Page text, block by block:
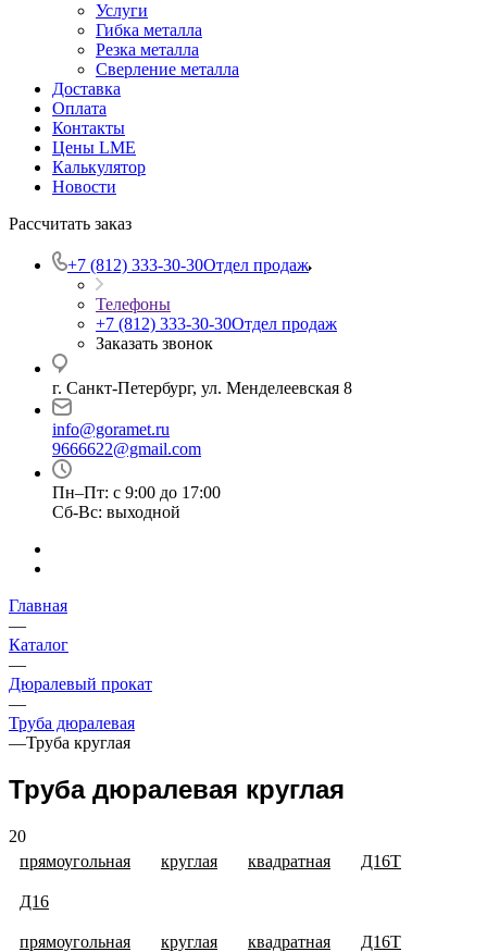
Услуги
Гибка металла
Резка металла
Сверление металла
Доставка
Оплата
Контакты
Цены LME
Калькулятор
Новости
Рассчитать заказ
+7 (812) 333-30-30Отдел продаж
Телефоны
+7 (812) 333-30-30Отдел продаж
Заказать звонок
г. Санкт-Петербург, ул. Менделеевская 8
info@goramet.ru
9666622@gmail.com
Пн–Пт: с 9:00 до 17:00
Сб-Вс: выходной
Главная
—
Каталог
—
Дюралевый прокат
—
Труба дюралевая
—Труба круглая
Труба дюралевая круглая
20
прямоугольная
круглая квадратная Д16Т
Д16
прямоугольная круглая квадратная Д16Т